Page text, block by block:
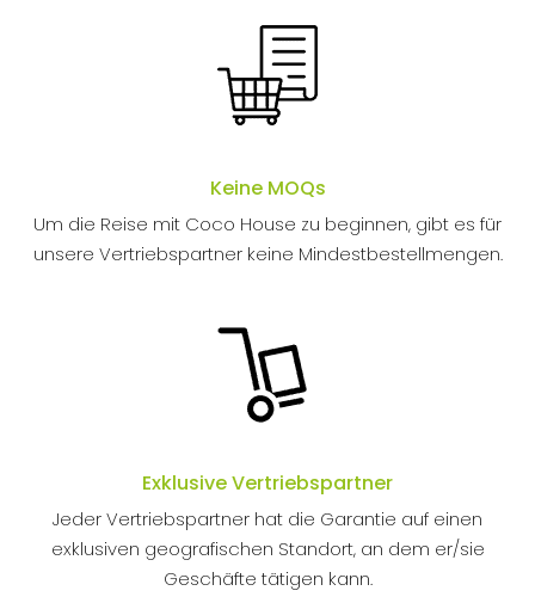
Keine MOQs
Um die Reise mit Coco House zu beginnen, gibt es für
unsere Vertriebspartner keine Mindestbestellmengen.
Exklusive Vertriebspartner
Jeder Vertriebspartner hat die Garantie auf einen
exklusiven geografischen Standort, an dem er/sie
Geschäfte tätigen kann.